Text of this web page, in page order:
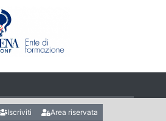
Iscriviti Area riservata